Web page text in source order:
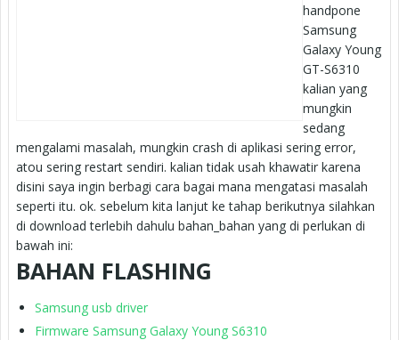
handpone
Samsung
Galaxy Young
GT-S6310
kalian yang
mungkin
sedang
mengalami masalah, mungkin crash di aplikasi sering error,
atou sering restart sendiri. kalian tidak usah khawatir karena
disini saya ingin berbagi cara bagai mana mengatasi masalah
seperti itu. ok. sebelum kita lanjut ke tahap berikutnya silahkan
di download terlebih dahulu bahan_bahan yang di perlukan di
bawah ini:
BAHAN FLASHING
Samsung usb driver
Firmware Samsung Galaxy Young S6310